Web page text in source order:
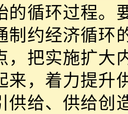
的循环过程。
制约经济循环
，把实施扩大
来，着力提升
供给、供给创